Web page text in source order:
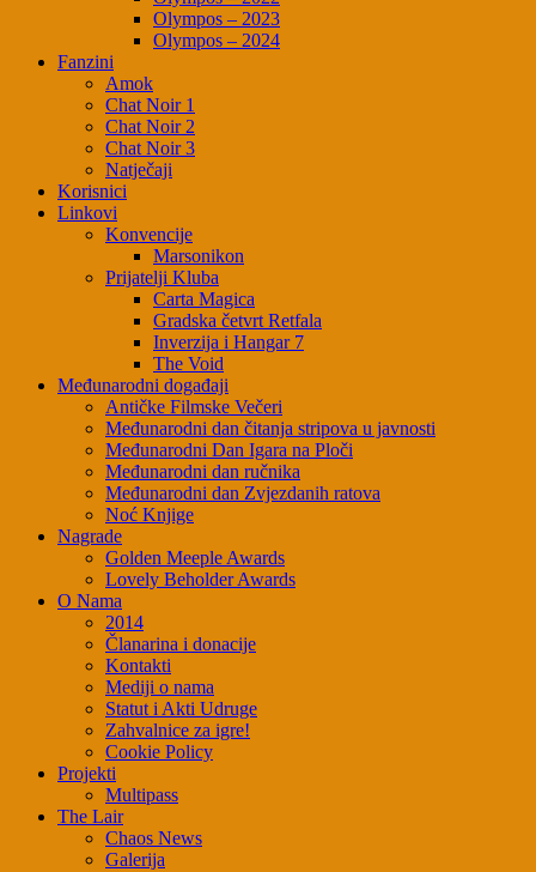
Olympos – 2023
Olympos – 2024
Fanzini
Amok
Chat Noir 1
Chat Noir 2
Chat Noir 3
Natječaji
Korisnici
Linkovi
Konvencije
Marsonikon
Prijatelji Kluba
Carta Magica
Gradska četvrt Retfala
Inverzija i Hangar 7
The Void
Međunarodni događaji
Antičke Filmske Večeri
Međunarodni dan čitanja stripova u javnosti
Međunarodni Dan Igara na Ploči
Međunarodni dan ručnika
Međunarodni dan Zvjezdanih ratova
Noć Knjige
Nagrade
Golden Meeple Awards
Lovely Beholder Awards
O Nama
2014
Članarina i donacije
Kontakti
Mediji o nama
Statut i Akti Udruge
Zahvalnice za igre!
Cookie Policy
Projekti
Multipass
The Lair
Chaos News
Galerija